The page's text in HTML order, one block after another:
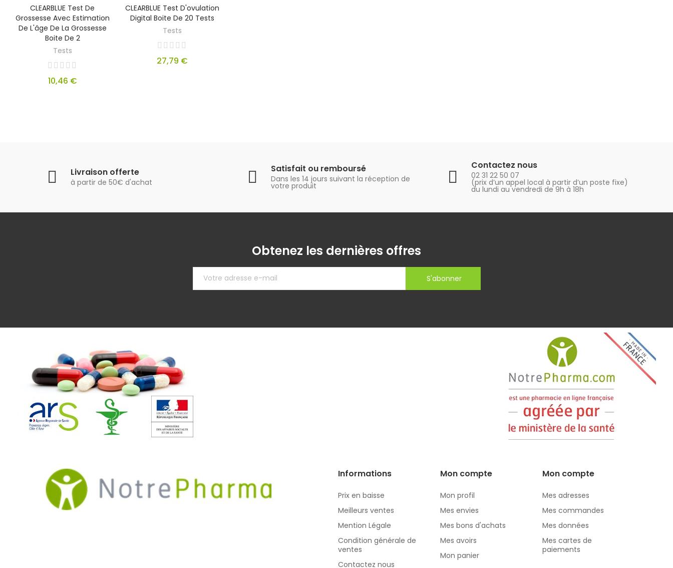
CLEARBLUE Test De
Grossesse Avec Estimation
De L'âge De La Grossesse
Boite De 2
Tests
10,46 €
CLEARBLUE Test D'ovulation
Digital Boite De 20 Tests
Tests
27,79 €
Livraison offerte
à partir de 50€ d'achat
Satisfait ou remboursé
Dans les 14 jours suivant la réception de
votre produit
Contactez nous
02 31 22 50 07
(prix d’un appel local à partir d’un poste fixe)
du lundi au vendredi de 9h à 18h
Obtenez les dernières offres
S'abonner
Informations
Prix en baisse
Meilleurs ventes
Mention Légale
Condition générale de
ventes
Contactez nous
Mon compte
Mon profil
Mes envies
Mes bons d'achats
Mes avoirs
Mon panier
Mon compte
Mes adresses
Mes commandes
Mes données
Mes cartes de
paiements